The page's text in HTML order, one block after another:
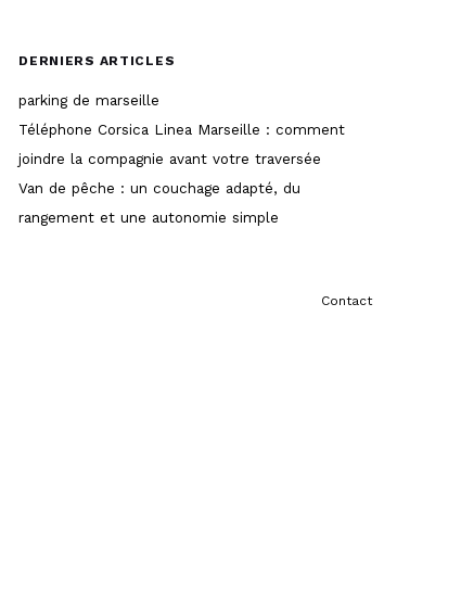
DERNIERS ARTICLES
parking de marseille
Téléphone Corsica Linea Marseille : comment
joindre la compagnie avant votre traversée
Van de pêche : un couchage adapté, du
rangement et une autonomie simple
Contact